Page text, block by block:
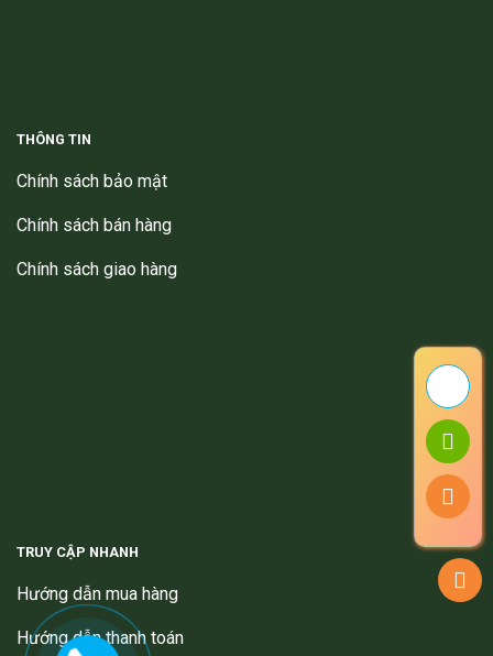
THÔNG TIN
Chính sách bảo mật
Chính sách bán hàng
Chính sách giao hàng
TRUY CẬP NHANH
Hướng dẫn mua hàng
Hướng dẫn thanh toán